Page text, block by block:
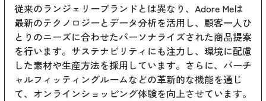
従来のランジェリーブランドとは異なり、Adore Meは
最新のテクノロジーとデータ分析を活用し、顧客一人ひ
とりのニーズに合わせたパーソナライズされた商品提案
を行います。サステナビリティにも注力し、環境に配慮
した素材や生産方法を採用しています。さらに、バーチ
ャルフィッティングルームなどの革新的な機能を通じ
て、オンラインショッピング体験を向上させています。